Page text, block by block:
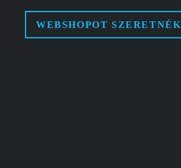
WEBSHOPOT SZERETNÉK